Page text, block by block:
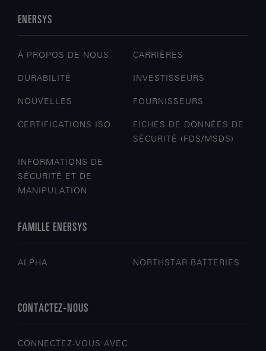
ENERSYS
À PROPOS DE NOUS CARRIÈRES
DURABILITÉ INVESTISSEURS
NOUVELLES FOURNISSEURS
CERTIFICATIONS ISO
FICHES DE DONNÉES DE
SÉCURITÉ (FDS/MSDS)
INFORMATIONS DE
SÉCURITÉ ET DE
MANIPULATION
FAMILLE ENERSYS
ALPHA NORTHSTAR BATTERIES
CONTACTEZ-NOUS
CONNECTEZ-VOUS AVEC